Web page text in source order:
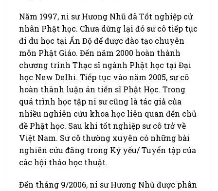
Năm 1997, ni sư Hương Nhũ đã Tốt nghiệp cử
nhân Phật học. Chưa dừng lại đó sư cô tiếp tục
đi du học tại Ấn Độ để được đào tạo chuyên
môn Phật Giáo. Đến năm 2000 hoàn thành
chương trình Thạc sĩ ngành Phật học tại Đại
học New Delhi. Tiếp tục vào năm 2005, sư cô
hoàn thành luận án tiến sĩ Phật Học. Trong
quá trình học tập ni sư cũng là tác giả của
nhiều nghiên cứu khoa học liên quan đến chủ
đề Phật học. Sau khi tốt nghiệp sư cô trở về
Việt Nam. Sư cô thường xuyên có những bài
nghiên cứu đăng trong Kỷ yếu/ Tuyển tập của
các hội thảo học thuật.
Đến tháng 9/2006, ni sư Hương Nhũ được phân